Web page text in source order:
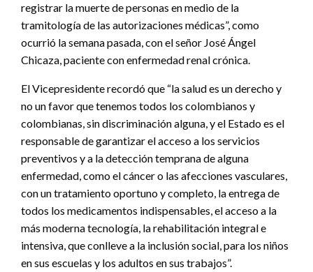
registrar la muerte de personas en medio de la
tramitología de las autorizaciones médicas”, como
ocurrió la semana pasada, con el señor José Ángel
Chicaza, paciente con enfermedad renal crónica.
El Vicepresidente recordó que “la salud es un derecho y
no un favor que tenemos todos los colombianos y
colombianas, sin discriminación alguna, y el Estado es el
responsable de garantizar el acceso a los servicios
preventivos y a la detección temprana de alguna
enfermedad, como el cáncer o las afecciones vasculares,
con un tratamiento oportuno y completo, la entrega de
todos los medicamentos indispensables, el acceso a la
más moderna tecnología, la rehabilitación integral e
intensiva, que conlleve a la inclusión social, para los niños
en sus escuelas y los adultos en sus trabajos”.